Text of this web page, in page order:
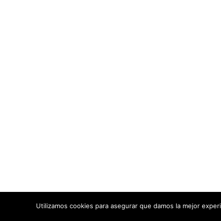
Política de
Términos y
Política de
Todos los
redes
Utilizamos cookies para asegurar que damos la mejor